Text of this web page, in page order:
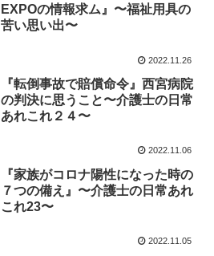
EXPOの情報求ム』〜福祉用具の
苦い思い出〜
2022.11.26
『転倒事故で賠償命令』西宮病院
の判決に思うこと〜介護士の日常
あれこれ２４〜
2022.11.06
『家族がコロナ陽性になった時の
７つの備え』〜介護士の日常あれ
これ23〜
2022.11.05